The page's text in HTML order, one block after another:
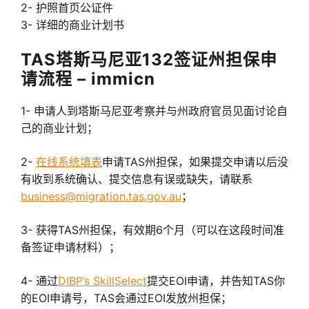
2- 护照首页公证件
3- 详细的商业计划书
TAS塔斯马尼亚132签证州担保申
请流程 – immicn
1- 申请人到塔斯马尼亚考察并与州政府官员见面讨论自
己的商业计划；
2- 在线系统填表申请TAS州担保，如果提交申请以后没
有收到系统确认、提交信息有误或缺失，请联系
business@migration.tas.gov.au ；
3- 获得TAS州担保，有效期6个月（可以在这段时间准
备签证申请材料）；
4- 通过DIBP’s SkillSelect提交EOI申请，并告知TAS你
的EOI申请号，TAS会通过EOI发放州担保；